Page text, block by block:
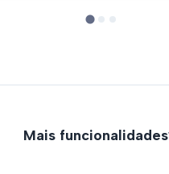
Mais funcionalidades